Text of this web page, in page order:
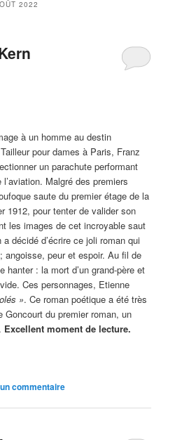
2022
à un homme au destin
pour dames à Paris, Franz
un parachute performant
Malgré des premiers
saute du premier étage de la
1912, pour tenter de valider son
les images de cet incroyable saut
décidé d’écrire ce joli roman qui
angoisse, peur et espoir. Au fil de
: la mort d’un grand-père et
Ces personnages, Etienne
». Ce roman poétique a été très
du premier roman, un
Excellent moment de lecture.
commentaire